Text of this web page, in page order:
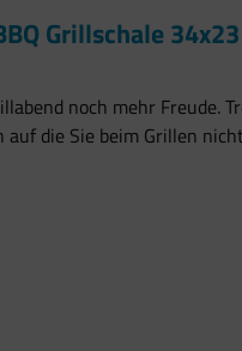
Grillschale
noch mehr Freude.
die Sie beim Grillen